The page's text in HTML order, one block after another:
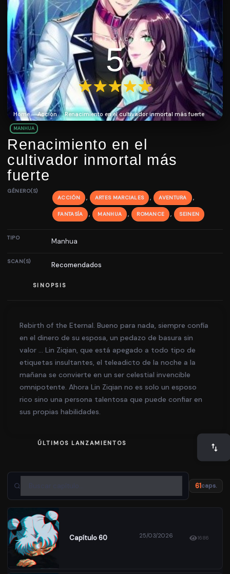
Home Acción Renacimiento en el cultivador inmortal más fuerte
CALIFICACIÓN
5
MANHUA
Renacimiento en el
cultivador inmortal más
fuerte
GÉNERO(S)
ACCIÓN
, ARTES MARCIALES , AVENTURA ,
FANTASÍA , MANHUA , ROMANCE , SEINEN
TIPO Manhua
SCAN(S) Recomendados
SINOPSIS
Rebirth of the Eternal. Bueno para nada, siempre confía
en el dinero de su esposa, un pedazo de basura sin
valor … Lin Ziqian, que está apegado a todo tipo de
etiquetas insultantes, el teleadicto de la noche a la
mañana se convierte en un ser celestial invencible
omnipotente. Ahora Lin Ziqian no es solo un esposo
rico sino una persona talentosa que puede confiar en
sus propias habilidades.
ÚLTIMOS LANZAMIENTOS
61caps.
Capítulo 60 25/03/2026 1686